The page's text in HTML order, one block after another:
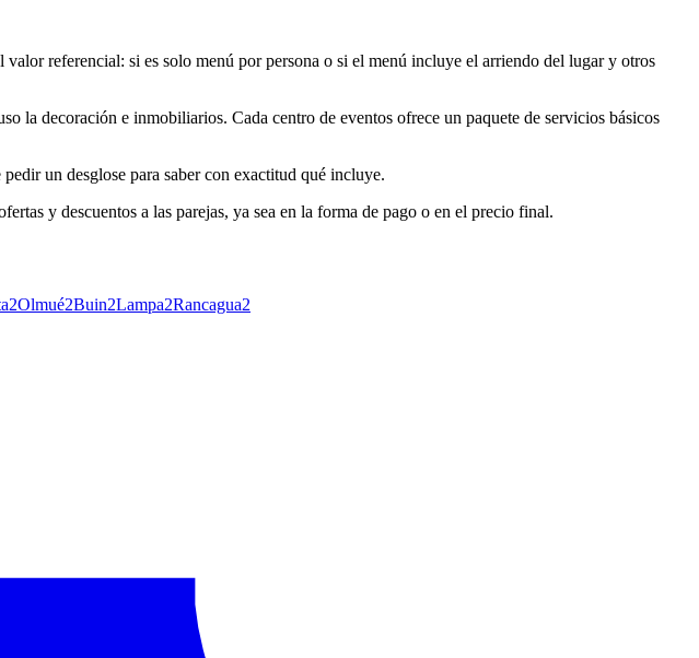
referencial: si es solo menú por persona o si el menú incluye el arriendo del lugar y otros
la decoración e inmobiliarios. Cada centro de eventos ofrece un paquete de servicios básicos
un desglose para saber con exactitud qué incluye.
y descuentos a las parejas, ya sea en la forma de pago o en el precio final.
2Olmué2Buin2Lampa2Rancagua2